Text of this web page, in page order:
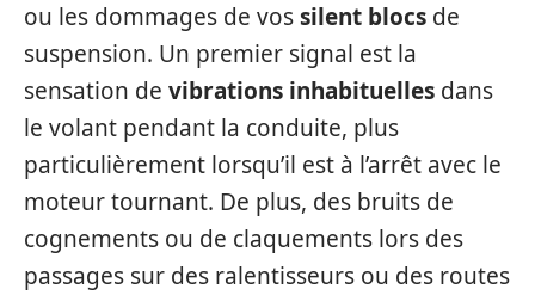
ou les dommages de vossilent blocs de
suspension. Un premier signal est la
sensation de vibrations inhabituelles dans
le volant pendant la conduite, plus
particulièrement lorsqu’il est à l’arrêt avec le
moteur tournant. De plus, des bruits de
cognements ou de claquements lors des
passages sur des ralentisseurs ou des routes